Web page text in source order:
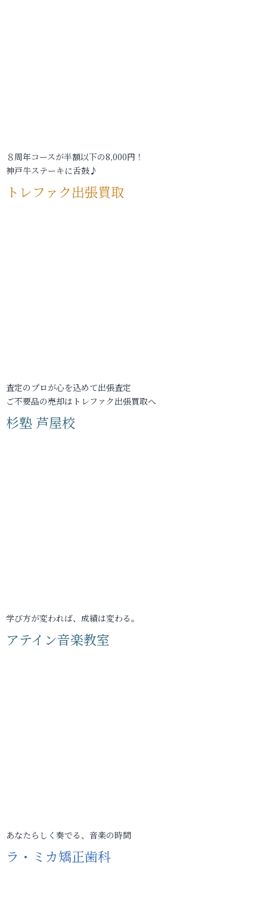
８周年コースが半額以下の8,000円！
神戸牛ステーキに舌鼓♪
トレファク出張買取
査定のプロが心を込めて出張査定
ご不要品の売却はトレファク出張買取へ
杉塾 芦屋校
学び方が変われば、成績は変わる。
アテイン音楽教室
あなたらしく奏でる、音楽の時間
ラ・ミカ矯正歯科